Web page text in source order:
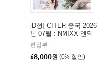
[D형] CITER 중국 2026
년 07월 : NMIXX 엔믹
스 지우 커버 (A형 잡지
+B형 잡지+C형 잡지
+카드 24장+인생네컷 2
편집부
68,000원 (0% 할인)